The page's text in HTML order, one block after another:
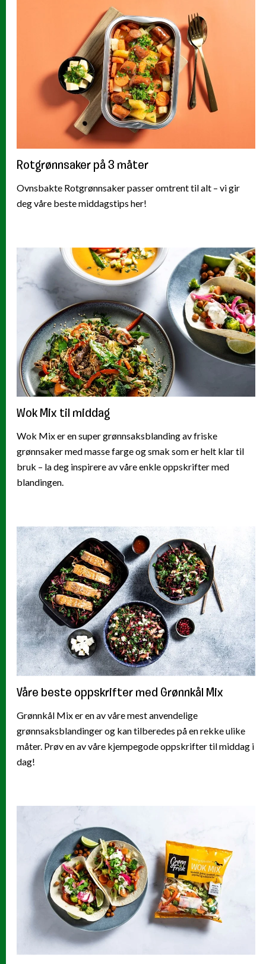
Rotgrønnsaker på 3 måter
Ovnsbakte Rotgrønnsaker passer omtrent til alt – vi gir
deg våre beste middagstips her!
Wok Mix til middag
Wok Mix er en super grønnsaksblanding av friske
grønnsaker med masse farge og smak som er helt klar til
bruk – la deg inspirere av våre enkle oppskrifter med
blandingen.
Våre beste oppskrifter med Grønnkål Mix
Grønnkål Mix er en av våre mest anvendelige
grønnsaksblandinger og kan tilberedes på en rekke ulike
måter. Prøv en av våre kjempegode oppskrifter til middag i
dag!